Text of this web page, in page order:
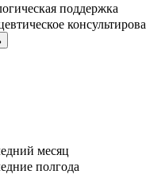
поддержка
месяц
полгода